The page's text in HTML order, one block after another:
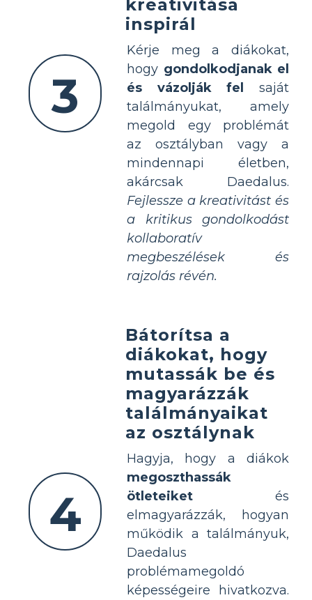
3
kreativitása
inspirál
Kérje meg a diákokat,
hogy gondolkodjanak el
és vázolják fel
saját
találmányukat, amely
megold egy problémát
az osztályban vagy a
mindennapi életben,
akárcsak Daedalus.
Fejlessze a kreativitást és
a kritikus gondolkodást
kollaboratív
megbeszélések és
rajzolás révén.
4
Bátorítsa a
diákokat, hogy
mutassák be és
magyarázzák
találmányaikat
az osztálynak
Hagyja, hogy a diákok
megoszthassák
ötleteiket és
elmagyarázzák, hogyan
működik a találmányuk,
Daedalus
problémamegoldó
képességeire hivatkozva.